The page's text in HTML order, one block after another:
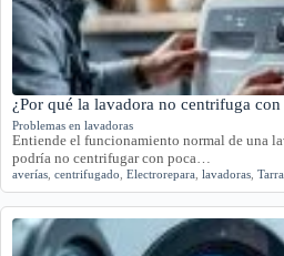
¿Por qué la lavadora no centrifuga con
Problemas en lavadoras
Entiende el funcionamiento normal de una
podría no centrifugar con poca…
averías centrifugado Electrorepara lavadoras